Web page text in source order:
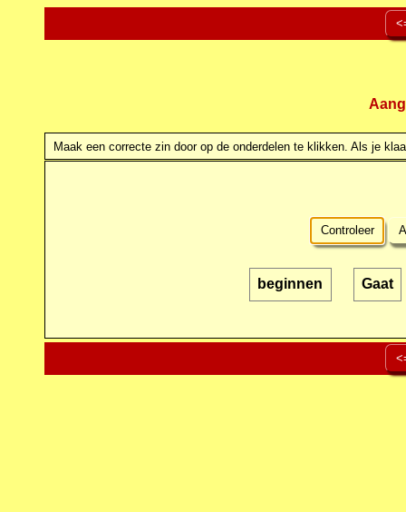
Maak een correcte zin door op de onderdelen te klikken. Als je
Controleer
beginnen Gaat